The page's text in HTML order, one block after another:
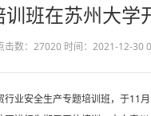
训班在苏州大学
击数：27020 时间：2021-12-30
业安全生产专题培训班，于11